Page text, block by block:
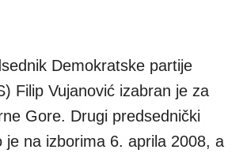
Demokratske partije
Filip Vujanović izabran je za
Gore. Drugi predsednički
je na izborima 6. aprila 2008, a